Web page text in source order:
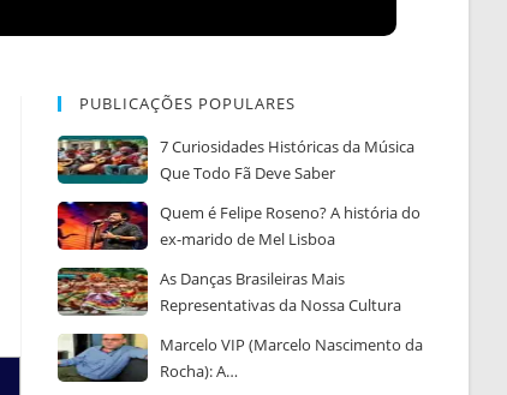
PUBLICAÇÕES POPULARES
7 Curiosidades Históricas da Música
Que Todo Fã Deve Saber
Quem é Felipe Roseno? A história do
ex-marido de Mel Lisboa
As Danças Brasileiras Mais
Representativas da Nossa Cultura
Marcelo VIP (Marcelo Nascimento da
Rocha): A…